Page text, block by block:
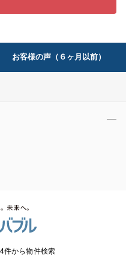
お客様の声（６ヶ月以前）
件から物件検索